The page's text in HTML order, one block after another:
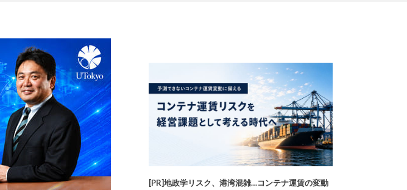
[PR]地政学リスク、港湾混雑…コンテナ運賃の変動